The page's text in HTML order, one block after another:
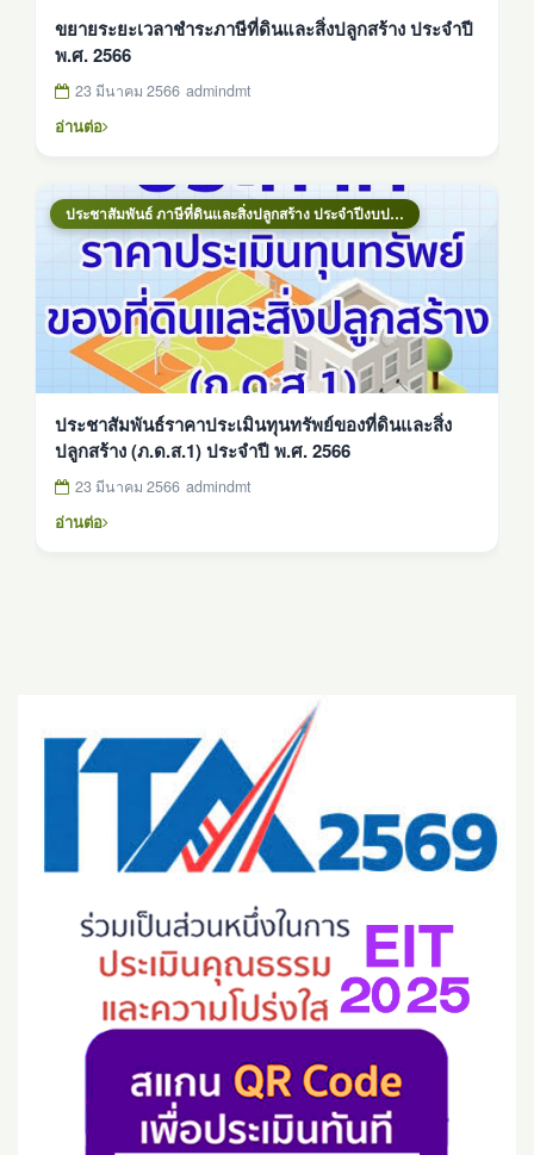
ขยายระยะเวลาชำระภาษีที่ดินและสิ่งปลูกสร้าง ประจำปี
พ.ศ. 2566
23 มีนาคม 2566 admindmt
อ่านต่อ
ประชาสัมพันธ์ ภาษีที่ดินและสิ่งปลูกสร้าง ประจำปีงบประมาณ 2569
ประชาสัมพันธ์ราคาประเมินทุนทรัพย์ของที่ดินและสิ่ง
ปลูกสร้าง (ภ.ด.ส.1) ประจำปี พ.ศ. 2566
23 มีนาคม 2566 admindmt
อ่านต่อ